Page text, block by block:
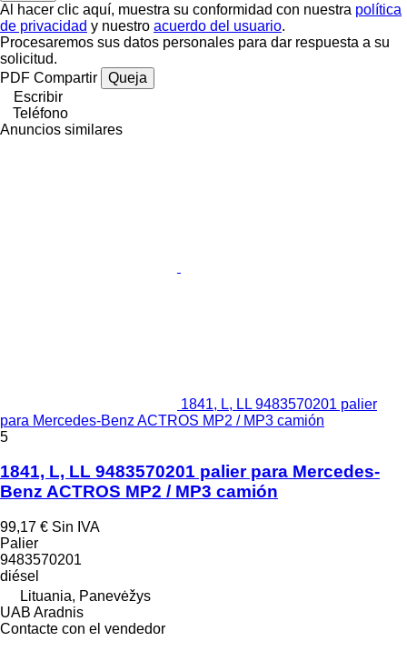
Al hacer clic aquí, muestra su conformidad con nuestra política
de privacidad y nuestro acuerdo del usuario.
Procesaremos sus datos personales para dar respuesta a su
solicitud.
PDF Compartir
Queja
Escribir
Teléfono
Anuncios similares
1841, L, LL 9483570201 palier
para Mercedes-Benz ACTROS MP2 / MP3 camión
5
1841, L, LL 9483570201 palier para Mercedes-
Benz ACTROS MP2 / MP3 camión
99,17 € Sin IVA
Palier
9483570201
diésel
Lituania, Panevėžys
UAB Aradnis
Contacte con el vendedor